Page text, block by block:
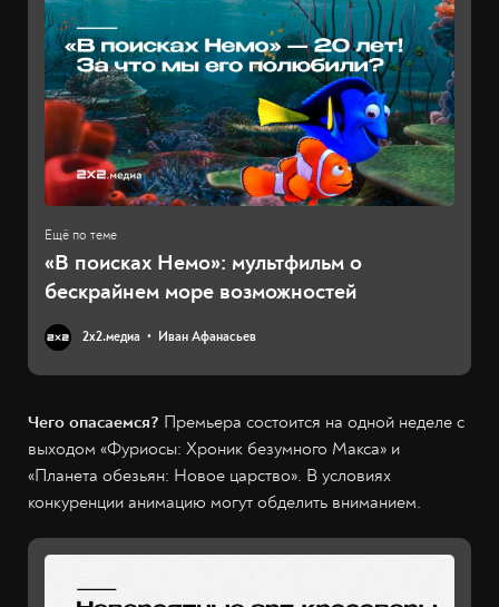
«В поисках Немо»: мультфильм о
бескрайнем море возможностей
2х2.медиа Иван Афанасьев
Чего опасаемся? Премьера состоится на одной неделе с
выходом «Фуриосы: Хроник безумного Макса» и
«Планета обезьян: Новое царство». В условиях
конкуренции анимацию могут обделить вниманием.